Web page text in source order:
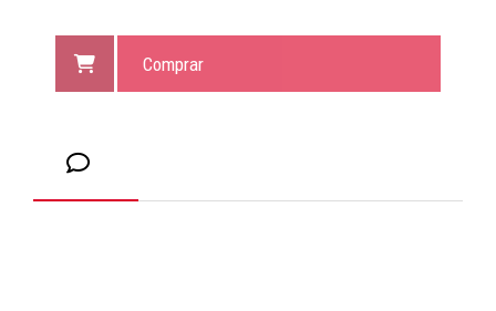
Comprar